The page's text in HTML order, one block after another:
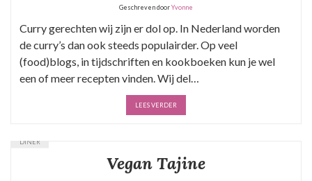
Geschreven doorYvonne
Curry gerechten wij zijn er dol op. In Nederland worden
de curry’s dan ook steeds populairder. Op veel
(food)blogs, in tijdschriften en kookboeken kun je wel
een of meer recepten vinden. Wij del…
LEES VERDER
DINER
Vegan Tajine